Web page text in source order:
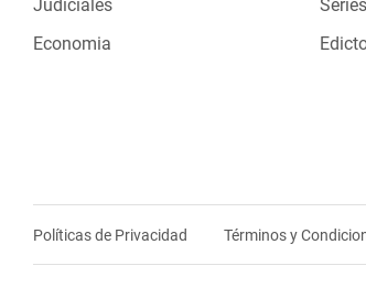
Judiciales
Economia
Políticas de Privacidad Términos y